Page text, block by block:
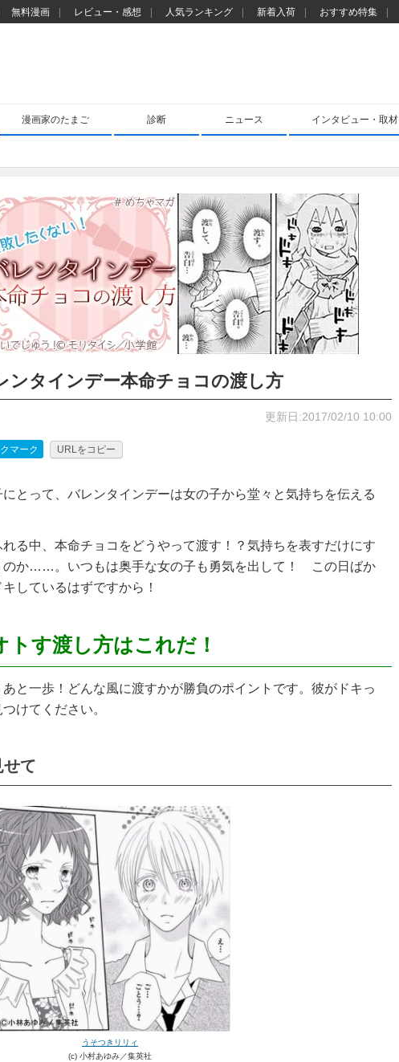
無料漫画 レビュー・感想 人気ランキング 新着入荷 おすすめ特集
漫画家のたまご 診断 ニュース インタビュー・取材
ンタインデー本命チョコの渡し方
更新日:2017/02/10 10:00
マーク URLをコピー
とって、バレンタインデーは女の子から堂々と気持ちを伝える
る中、本命チョコをどうやって渡す！？気持ちを表すだけにす
のか……。いつもは奥手な女の子も勇気を出して！ この日ばか
しているはずですから！
トす渡し方はこれだ！
と一歩！どんな風に渡すかが勝負のポイントです。彼がドキっ
けてください。
て
うそつきリリィ
(c) 小村あゆみ／集英社